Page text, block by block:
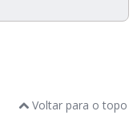
Voltar para o topo